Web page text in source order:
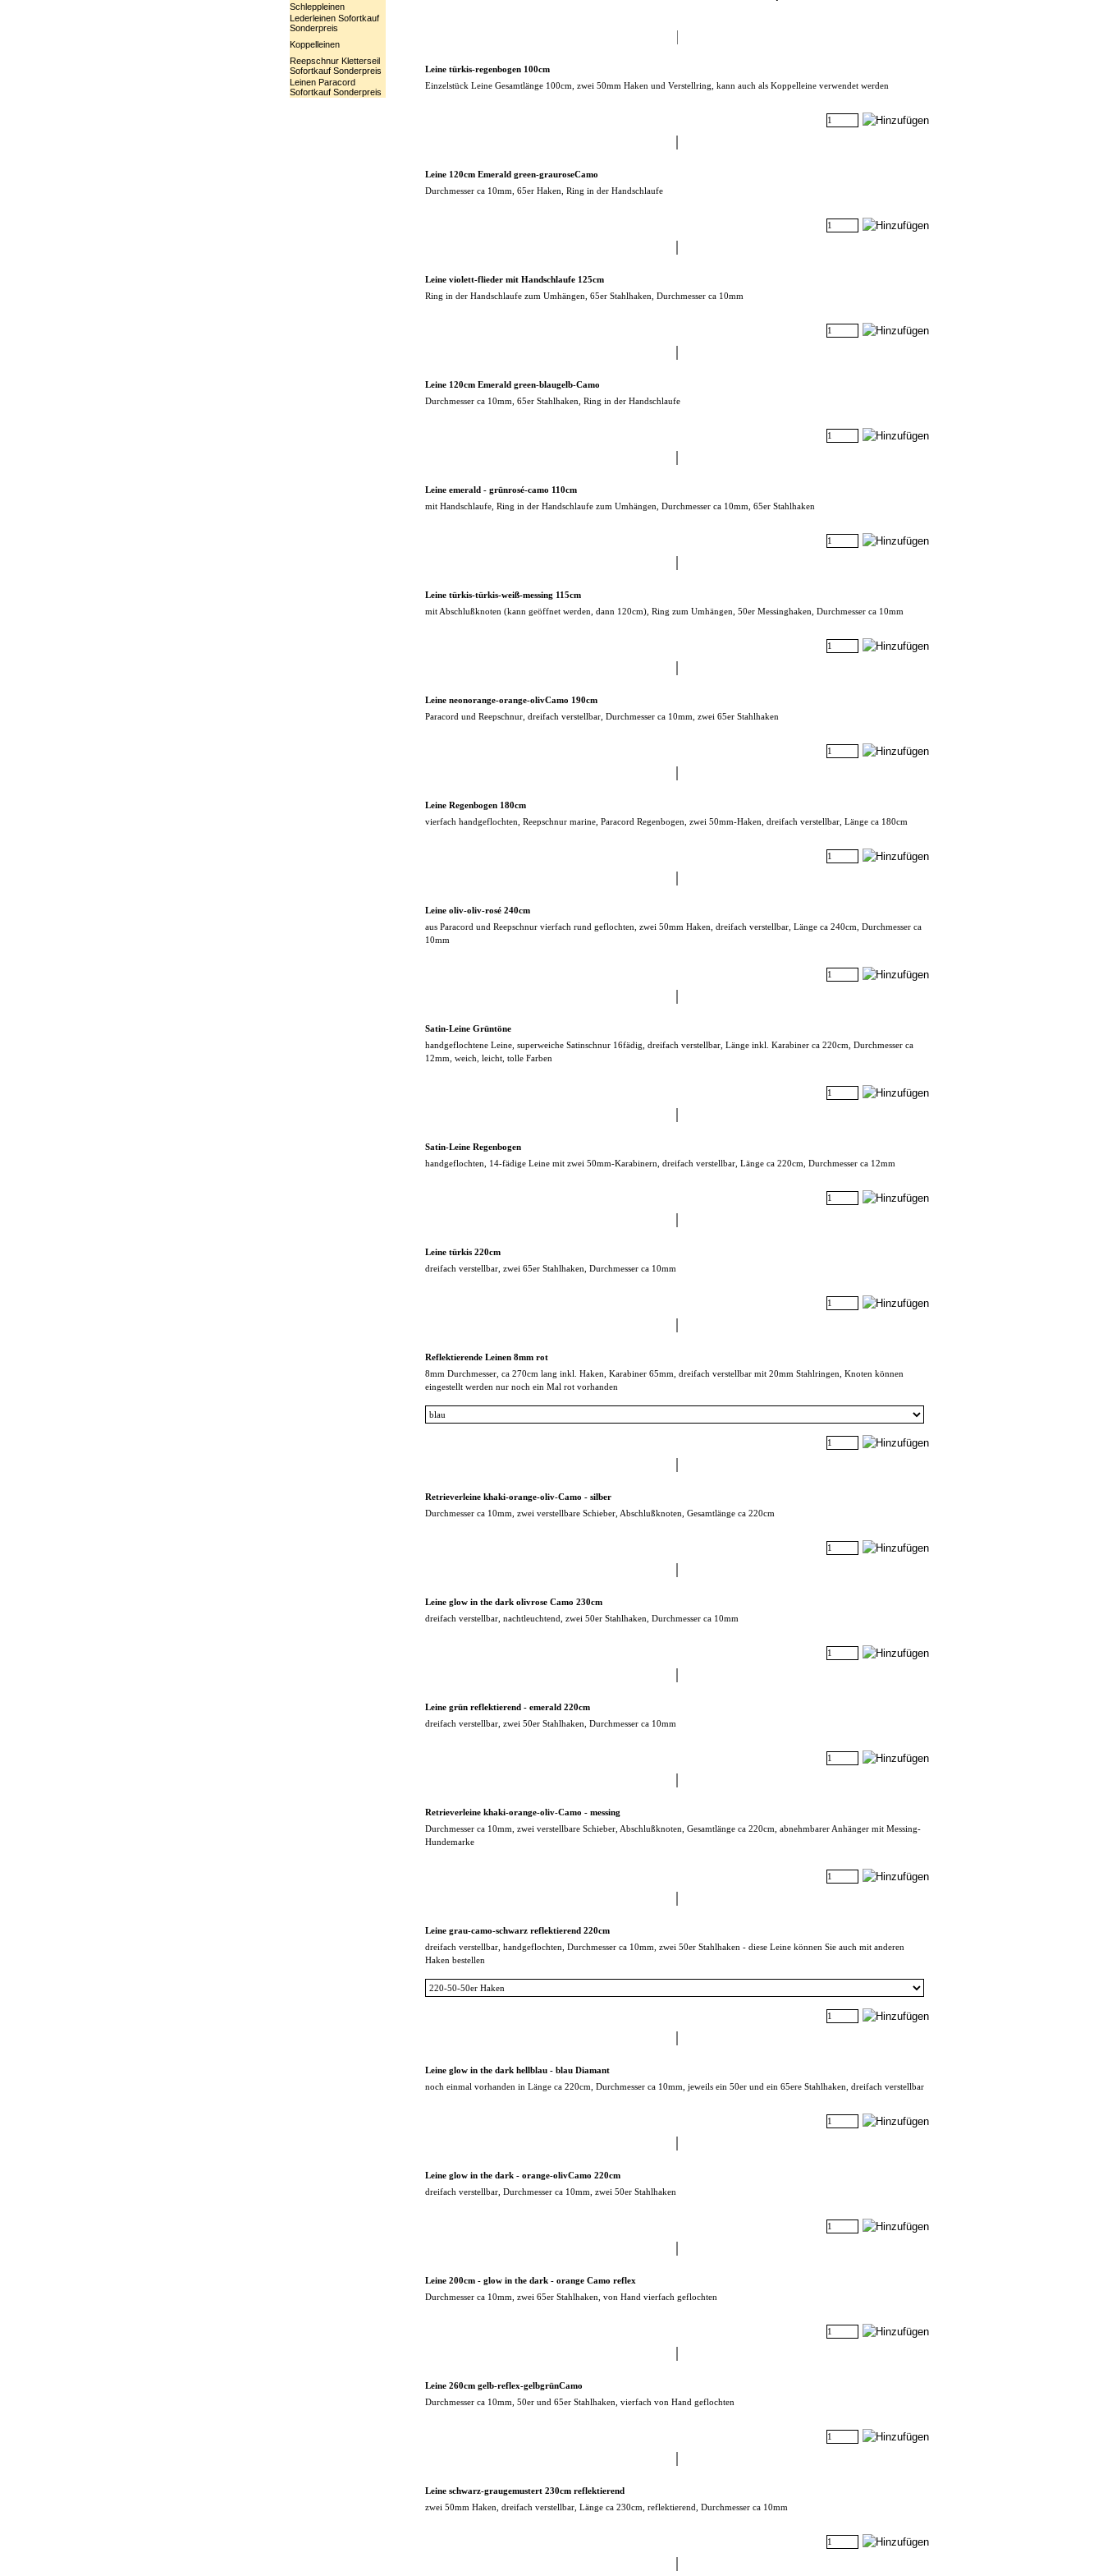
Schleppleinen
Lederleinen Sofortkauf
Sonderpreis
Koppelleinen
Reepschnur Kletterseil
Sofortkauf Sonderpreis
Leinen Paracord
Sofortkauf Sonderpreis
Leine türkis-regenbogen 100cm
Einzelstück Leine Gesamtlänge 100cm, zwei 50mm Haken und Verstellring, kann auch als Koppelleine verwendet werden
Leine 120cm Emerald green-grauroseCamo
Durchmesser ca 10mm, 65er Haken, Ring in der Handschlaufe
Leine violett-flieder mit Handschlaufe 125cm
Ring in der Handschlaufe zum Umhängen, 65er Stahlhaken, Durchmesser ca 10mm
Leine 120cm Emerald green-blaugelb-Camo
Durchmesser ca 10mm, 65er Stahlhaken, Ring in der Handschlaufe
Leine emerald - grünrosé-camo 110cm
mit Handschlaufe, Ring in der Handschlaufe zum Umhängen, Durchmesser ca 10mm, 65er Stahlhaken
Leine türkis-türkis-weiß-messing 115cm
mit Abschlußknoten (kann geöffnet werden, dann 120cm), Ring zum Umhängen, 50er Messinghaken, Durchmesser ca 10mm
Leine neonorange-orange-olivCamo 190cm
Paracord und Reepschnur, dreifach verstellbar, Durchmesser ca 10mm, zwei 65er Stahlhaken
Leine Regenbogen 180cm
vierfach handgeflochten, Reepschnur marine, Paracord Regenbogen, zwei 50mm-Haken, dreifach verstellbar, Länge ca 180cm
Leine oliv-oliv-rosé 240cm
aus Paracord und Reepschnur vierfach rund geflochten, zwei 50mm Haken, dreifach verstellbar, Länge ca 240cm, Durchmesser ca
10mm
Satin-Leine Grüntöne
handgeflochtene Leine, superweiche Satinschnur 16fädig, dreifach verstellbar, Länge inkl. Karabiner ca 220cm, Durchmesser ca
12mm, weich, leicht, tolle Farben
Satin-Leine Regenbogen
handgeflochten, 14-fädige Leine mit zwei 50mm-Karabinern, dreifach verstellbar, Länge ca 220cm, Durchmesser ca 12mm
Leine türkis 220cm
dreifach verstellbar, zwei 65er Stahlhaken, Durchmesser ca 10mm
Reflektierende Leinen 8mm rot
8mm Durchmesser, ca 270cm lang inkl. Haken, Karabiner 65mm, dreifach verstellbar mit 20mm Stahlringen, Knoten können
eingestellt werden nur noch ein Mal rot vorhanden
Retrieverleine khaki-orange-oliv-Camo - silber
Durchmesser ca 10mm, zwei verstellbare Schieber, Abschlußknoten, Gesamtlänge ca 220cm
Leine glow in the dark olivrose Camo 230cm
dreifach verstellbar, nachtleuchtend, zwei 50er Stahlhaken, Durchmesser ca 10mm
Leine grün reflektierend - emerald 220cm
dreifach verstellbar, zwei 50er Stahlhaken, Durchmesser ca 10mm
Retrieverleine khaki-orange-oliv-Camo - messing
Durchmesser ca 10mm, zwei verstellbare Schieber, Abschlußknoten, Gesamtlänge ca 220cm, abnehmbarer Anhänger mit Messing-
Hundemarke
Leine grau-camo-schwarz reflektierend 220cm
dreifach verstellbar, handgeflochten, Durchmesser ca 10mm, zwei 50er Stahlhaken - diese Leine können Sie auch mit anderen
Haken bestellen
Leine glow in the dark hellblau - blau Diamant
noch einmal vorhanden in Länge ca 220cm, Durchmesser ca 10mm, jeweils ein 50er und ein 65ere Stahlhaken, dreifach verstellbar
Leine glow in the dark - orange-olivCamo 220cm
dreifach verstellbar, Durchmesser ca 10mm, zwei 50er Stahlhaken
Leine 200cm - glow in the dark - orange Camo reflex
Durchmesser ca 10mm, zwei 65er Stahlhaken, von Hand vierfach geflochten
Leine 260cm gelb-reflex-gelbgrünCamo
Durchmesser ca 10mm, 50er und 65er Stahlhaken, vierfach von Hand geflochten
Leine schwarz-graugemustert 230cm reflektierend
zwei 50mm Haken, dreifach verstellbar, Länge ca 230cm, reflektierend, Durchmesser ca 10mm